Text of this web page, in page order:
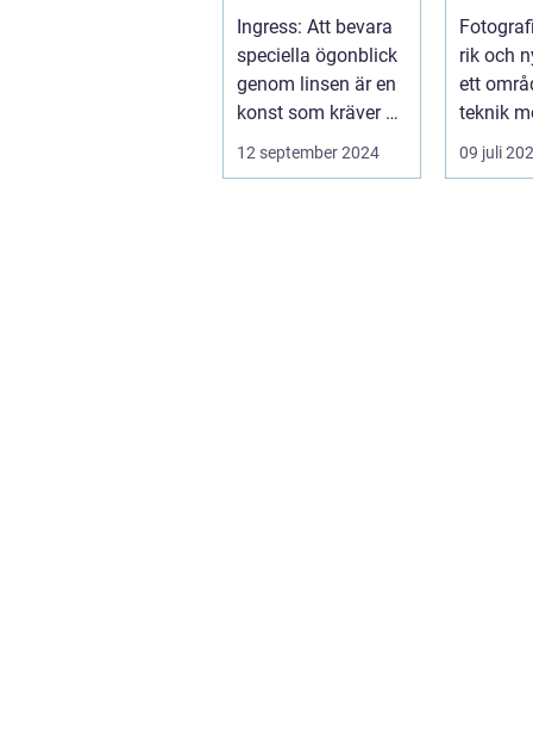
Stockholm
Ingress: Att bevara
speciella ögonblick
genom linsen är en
konst som kräver ett
12 september 2024
mer
trycka
knapp
rik och
ett
teknik
konstn...
09 juli